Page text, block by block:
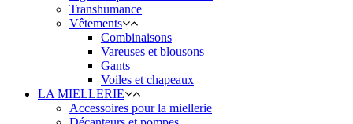
Transhumance
Vêtements
Combinaisons
Vareuses et blousons
Gants
Voiles et chapeaux
LA MIELLERIE
Accessoires pour la miellerie